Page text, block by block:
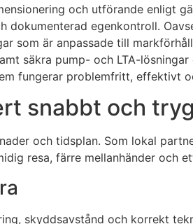
och utförande enligt
egenkontroll.
som är anpassade till
säkra pump- och LTA-
fungerar problemfritt, effektivt
snabbt och
och tidsplan. Som lokal
resa, färre mellanhänder och
skyddsavstånd och korrekt